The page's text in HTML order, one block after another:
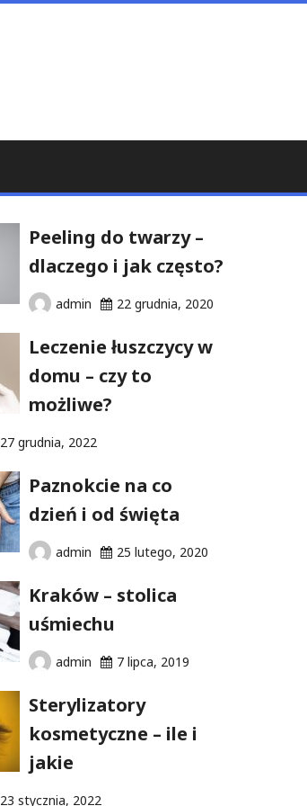
Peeling do twarzy –
dlaczego i jak często?
admin 22 grudnia, 2020
Leczenie łuszczycy w
domu – czy to
możliwe?
27 grudnia, 2022
Paznokcie na co
dzień i od święta
admin 25 lutego, 2020
Kraków – stolica
uśmiechu
admin 7 lipca, 2019
Sterylizatory
kosmetyczne – ile i
jakie
23 stycznia, 2022